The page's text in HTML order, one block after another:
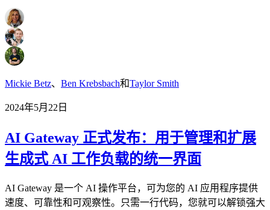
Mickie Betz、 Ben Krebsbach和Taylor Smith
2024年5月22日
AI Gateway 正式发布：用于管理和扩展
生成式 AI 工作负载的统一界面
AI Gateway 是一个 AI 操作平台，可为您的 AI 应用程序提供
速度、可靠性和可观察性。只需一行代码，您就可以解锁强大